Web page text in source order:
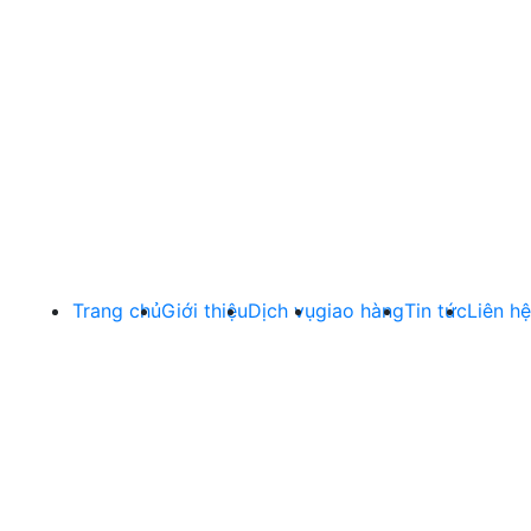
Trang chủGiới thiệuDịch vụgiao hàngTin tứcLiên hệ